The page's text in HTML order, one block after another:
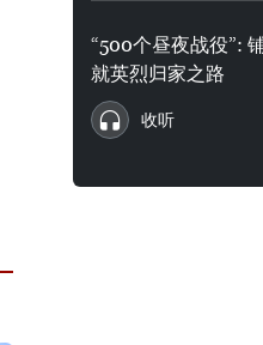
“500个昼夜战役”:
就英烈归家之路
收听